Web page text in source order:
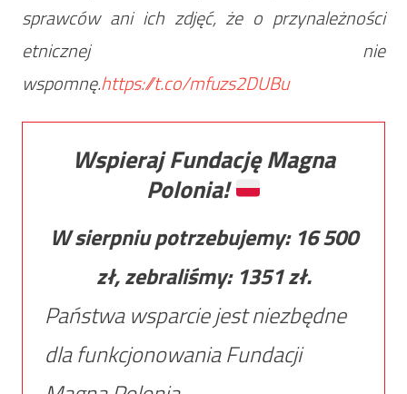
sprawców ani ich zdjęć, że o przynależności
etnicznej nie
wspomnę.https://t.co/mfuzs2DUBu
Wspieraj Fundację Magna
Polonia!
W sierpniu potrzebujemy: 16 500
zł, zebraliśmy: 1351zł.
Państwa wsparcie jest niezbędne
dla funkcjonowania Fundacji